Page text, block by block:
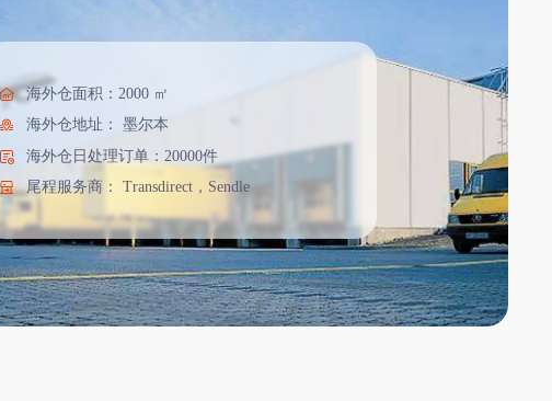
海外仓面积：2000 ㎡
海外仓地址：
墨尔本
海外仓日处理订单：20000件
尾程服务商：
Transdirect，Sendle